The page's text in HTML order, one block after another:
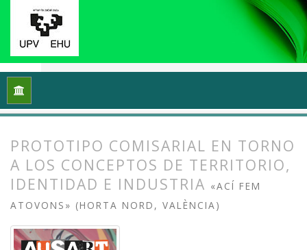
Inicio
PROTOTIPO COMISARIAL EN TORNO
A LOS CONCEPTOS DE TERRITORIO,
IDENTIDAD E INDUSTRIA «ACÍ FEM
ATOVONS» (HORTA NORD, VALÈNCIA)